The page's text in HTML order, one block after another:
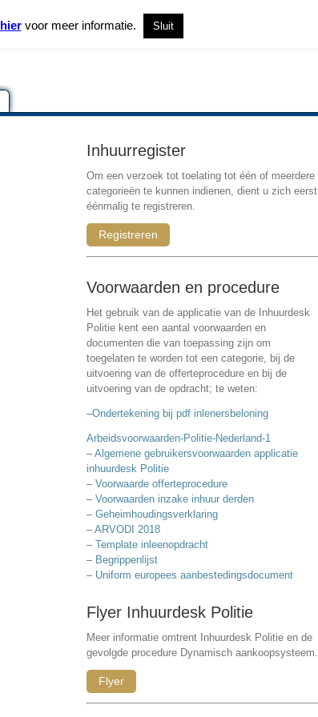
Inhuurregister
Om een verzoek tot toelating tot één of meerdere
categorieën te kunnen indienen, dient u zich eerst
éénmalig te registreren.
Registreren
Voorwaarden en procedure
Het gebruik van de applicatie van de Inhuurdesk
Politie kent een aantal voorwaarden en
documenten die van toepassing zijn om
toegelaten te worden tot een categorie, bij de
uitvoering van de offerteprocedure en bij de
uitvoering van de opdracht; te weten:
–Ondertekening bij pdf inlenersbeloning
Arbeidsvoorwaarden-Politie-Nederland-1
–Algemene gebruikersvoorwaarden applicatie
inhuurdesk Politie
– Voorwaarde offerteprocedure
– Voorwaarden inzake inhuur derden
– Geheimhoudingsverklaring
–ARVODI 2018
– Template inleenopdracht
– Begrippenlijst
– Uniform europees aanbestedingsdocument
Flyer Inhuurdesk Politie
Meer informatie omtrent Inhuurdesk Politie en de
gevolgde procedure Dynamisch aankoopsysteem.
Flyer
hiervoor meer informatie. Sluit